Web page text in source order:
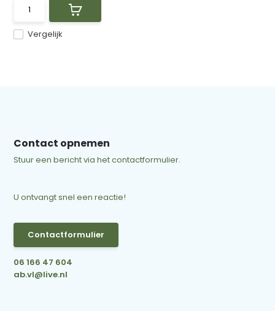
Vergelijk
Contact opnemen
Stuur een bericht via het contactformulier.
U ontvangt snel een reactie!
Contactformulier
06 166 47 604
ab.vl@live.nl